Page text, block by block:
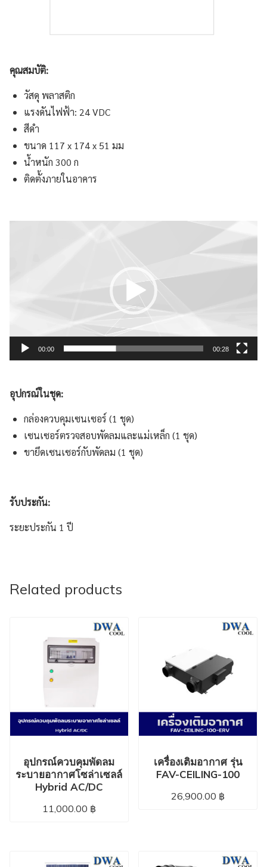
คุณสมบัติ:
วัสดุ พลาสติก
แรงดันไฟฟ้า: 24 VDC
สีดำ
ขนาด 117 x 174 x 51 มม
น้ำหนัก 300 ก
ติดตั้งภายในอาคาร
00:00 00:28
อุปกรณ์ในชุด:
กล่องควบคุมเซนเซอร์ (1 ชุด)
เซนเซอร์ตรวจสอบพัดลมและแม่เหล็ก (1 ชุด)
ขายึดเซนเซอร์กับพัดลม (1 ชุด)
รับประกัน:
ระยะประกัน 1 ปี
Related products
อุปกรณ์ควบคุมพัดลม
ระบายอากาศโซล่าเซลล์
Hybrid AC/DC
11,000.00 ฿
เครื่องเติมอากาศ รุ่น
FAV-CEILING-100
26,900.00 ฿